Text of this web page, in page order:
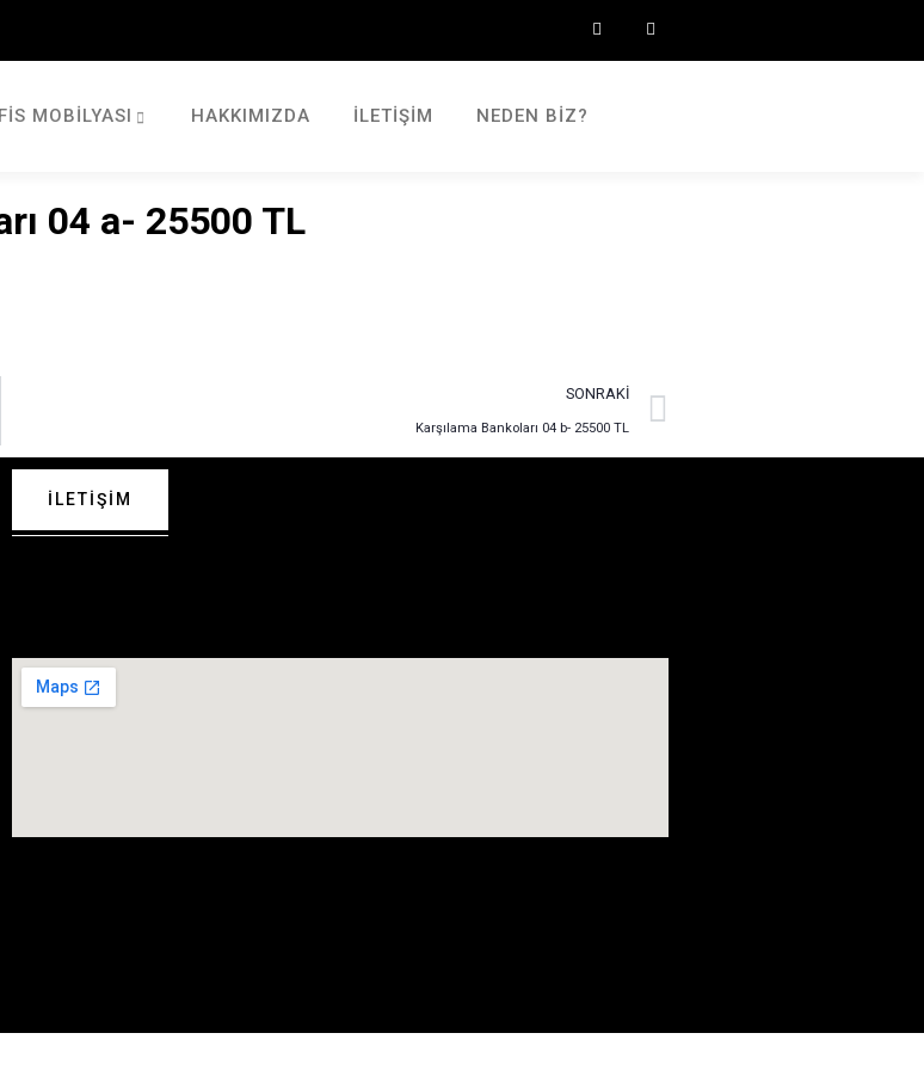
MOBILYASI HAKKIMIZDA İLETIŞIM NEDEN BIZ?
04 a- 25500 TL
SONRAKI
Karşılama Bankoları 04 b- 25500 TL
İLETIŞIM